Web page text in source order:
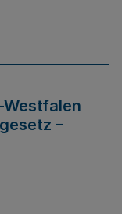
Westfalen
–